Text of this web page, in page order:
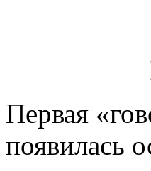
Первая
появилась